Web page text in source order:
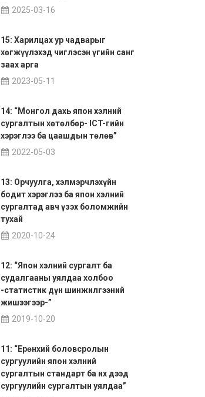
2025-03-16
15: Харилцах ур чадварыг
хөгжүүлэхэд чиглэсэн үгийн санг
заах арга
2023-05-11
14: “Монгол дахь япон хэлний
сургалтын хөтөлбөр- ICT-гийн
хэрэглээ ба цаашдын төлөв”
2022-05-03
13: Орчуулга, хэлмэрчлэхүйн
бодит хэрэглээ ба япон хэлний
сургалтад авч үзэх боломжийн
тухай
2020-10-24
12: “Япон хэлний сургалт ба
судалгааны уялдаа холбоо
-статистик дүн шинжилгээний
жишээгээр-”
2019-10-20
11: “Ерөнхий боловсролын
сургуулийн япон хэлний
сургалтын стандарт ба их дээд
сургуулийн сургалтын уялдаа”